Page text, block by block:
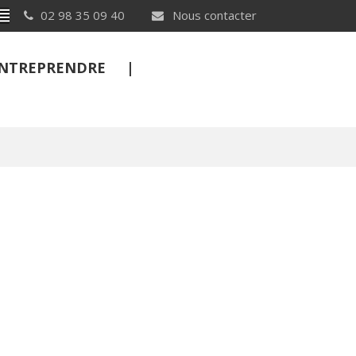
02 98 35 09 40 Nous contacter